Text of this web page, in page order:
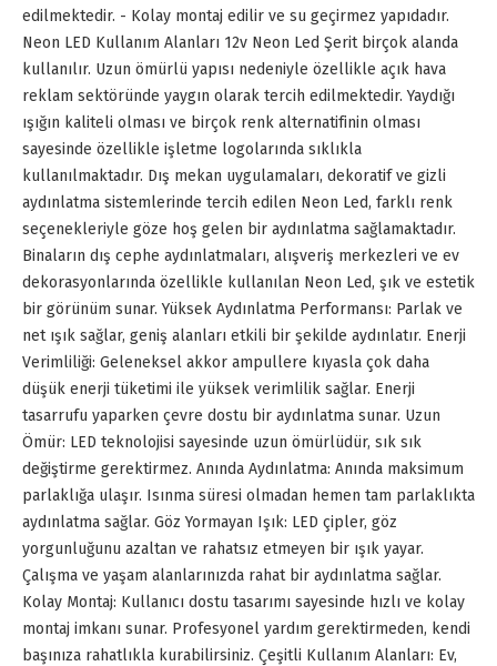
edilmektedir. - Kolay montaj edilir ve su geçirmez yapıdadır.
Neon LED Kullanım Alanları 12v Neon Led Şerit birçok alanda
kullanılır. Uzun ömürlü yapısı nedeniyle özellikle açık hava
reklam sektöründe yaygın olarak tercih edilmektedir. Yaydığı
ışığın kaliteli olması ve birçok renk alternatifinin olması
sayesinde özellikle işletme logolarında sıklıkla
kullanılmaktadır. Dış mekan uygulamaları, dekoratif ve gizli
aydınlatma sistemlerinde tercih edilen Neon Led, farklı renk
seçenekleriyle göze hoş gelen bir aydınlatma sağlamaktadır.
Binaların dış cephe aydınlatmaları, alışveriş merkezleri ve ev
dekorasyonlarında özellikle kullanılan Neon Led, şık ve estetik
bir görünüm sunar. Yüksek Aydınlatma Performansı: Parlak ve
net ışık sağlar, geniş alanları etkili bir şekilde aydınlatır. Enerji
Verimliliği: Geleneksel akkor ampullere kıyasla çok daha
düşük enerji tüketimi ile yüksek verimlilik sağlar. Enerji
tasarrufu yaparken çevre dostu bir aydınlatma sunar. Uzun
Ömür: LED teknolojisi sayesinde uzun ömürlüdür, sık sık
değiştirme gerektirmez. Anında Aydınlatma: Anında maksimum
parlaklığa ulaşır. Isınma süresi olmadan hemen tam parlaklıkta
aydınlatma sağlar. Göz Yormayan Işık: LED çipler, göz
yorgunluğunu azaltan ve rahatsız etmeyen bir ışık yayar.
Çalışma ve yaşam alanlarınızda rahat bir aydınlatma sağlar.
Kolay Montaj: Kullanıcı dostu tasarımı sayesinde hızlı ve kolay
montaj imkanı sunar. Profesyonel yardım gerektirmeden, kendi
başınıza rahatlıkla kurabilirsiniz. Çeşitli Kullanım Alanları: Ev,